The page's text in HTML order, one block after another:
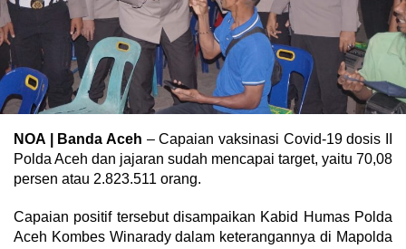
NOA | Banda Aceh – Capaian vaksinasi Covid-19 dosis II
Polda Aceh dan jajaran sudah mencapai target, yaitu 70,08
persen atau 2.823.511 orang.
Capaian positif tersebut disampaikan Kabid Humas Polda
Aceh Kombes Winarady dalam keterangannya di Mapolda